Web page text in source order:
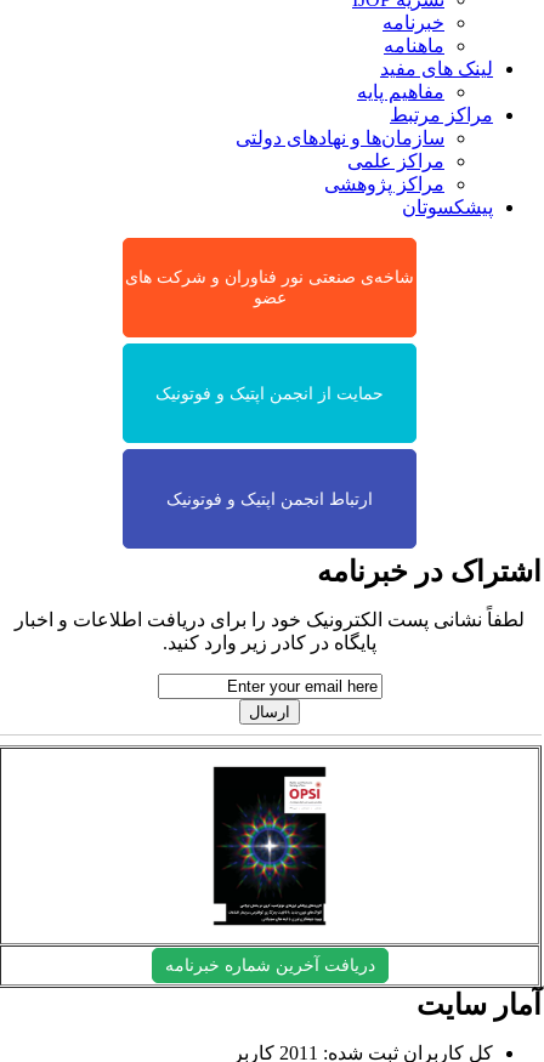
خبرنامه
ماهنامه
لینک های مفید
مفاهیم پایه
مراکز مرتبط
سازمان‌ها و نهادهای دولتی
مراکز علمی
مراکز پژوهشی
پیشکسوتان
شاخه‌ی صنعتی نور فناوران و شرکت های
عضو
حمایت از انجمن اپتیک و فوتونیک
ارتباط انجمن اپتیک و فوتونیک
در خبرنامه
لطفاً نشانی پست الکترونیک خود را برای دریافت اطلاعات و اخبار
پایگاه در کادر زیر وارد کنید.
دریافت آخرین شماره خبرنامه
سایت
کل کاربران ثبت شده: 2011 کاربر